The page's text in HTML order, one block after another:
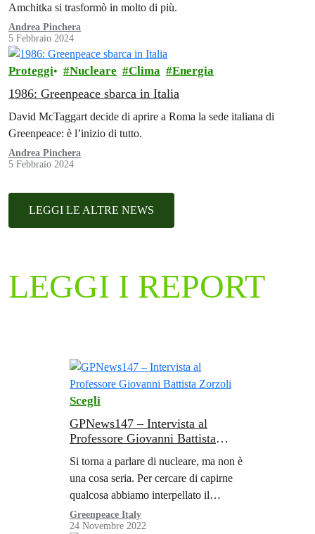
Amchitka si trasformò in molto di più.
Andrea Pinchera
5 Febbraio 2024
Proteggi Nucleare Clima Energia
1986: Greenpeace sbarca in Italia
David McTaggart decide di aprire a Roma la sede italiana di
Greenpeace: è l’inizio di tutto.
Andrea Pinchera
5 Febbraio 2024
LEGGI LE ALTRE NEWS
LEGGI I REPORT
Scegli
GPNews147 – Intervista al
Professore Giovanni Battista
Si torna a parlare di nucleare, ma non è
una cosa seria. Per cercare di capirne
qualcosa abbiamo interpellato il
professore Giovanni Battista Zorzoli.
Greenpeace Italy
24 Novembre 2022